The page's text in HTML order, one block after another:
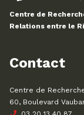
Centre de
Relations entre le
Contact
Centre de
60, Boulevard